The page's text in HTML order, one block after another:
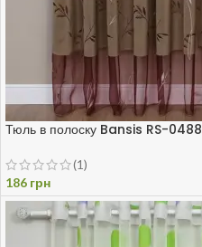
Тюль в полоску Bansis RS-0488
(1)
186 грн